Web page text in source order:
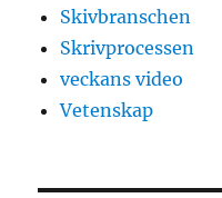
Skivbranschen
Skrivprocessen
veckans video
Vetenskap